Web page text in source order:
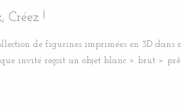
Créez !
de figurines imprimées en 3D
invité reçoit un objet blanc « brut »